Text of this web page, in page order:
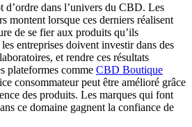
d’ordre dans l’univers du CBD. Les
montent lorsque ces derniers réalisent
de se fier aux produits qu’ils
entreprises doivent investir dans des
et rendre ces résultats
plateformes comme CBD Boutique
consommateur peut être amélioré grâce
des produits. Les marques qui font
ce domaine gagnent la confiance de